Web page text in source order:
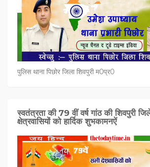
पुलिस थाना पिछोर जिला शिवपुरी म0प्र0
स्वतंत्रता की 79 वीं वर्ष गांठ की शिवपुरी
क्षेत्रवासियों को हार्दिक शुभकामनऐं